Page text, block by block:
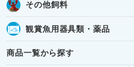
その他飼料
観賞魚用器具類・薬品
商品一覧から探す